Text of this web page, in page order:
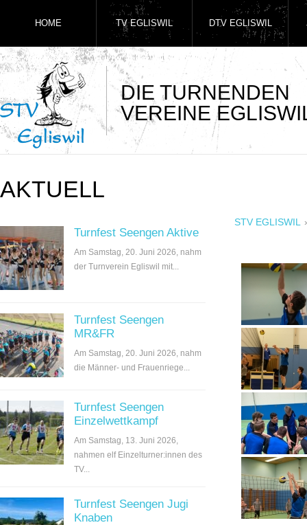
DIE TURNENDEN
VEREINE
HOME TV EGLISWIL DTV EGLISWIL
AKTUELL
Turnfest Seengen Aktive
Am Samstag, 20. Juni 2026, nahm
der Turnverein Egliswil mit...
Turnfest Seengen
MR&FR
Am Samstag, 20. Juni 2026, nahm
die Männer- und Frauenriege...
Turnfest Seengen
Einzelwettkampf
Am Samstag, 13. Juni 2026,
nahmen elf Einzelturner:innen des
TV...
Turnfest Seengen Jugi
Knaben
STV EGLISWIL